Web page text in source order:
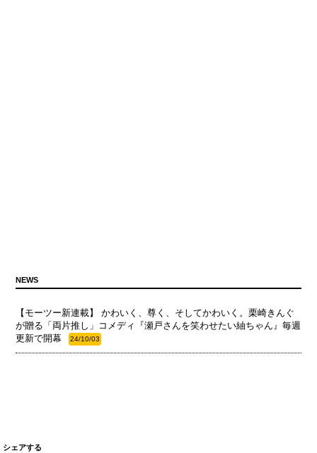
NEWS
【モーツー新連載】 かわいく、尊く、そしてかわいく。栗崎きんぐ
が贈る「両片推し」コメディ『瀬戸さんを笑わせたい紬ちゃん』毎週
更新で開幕
24/10/03
シェアする